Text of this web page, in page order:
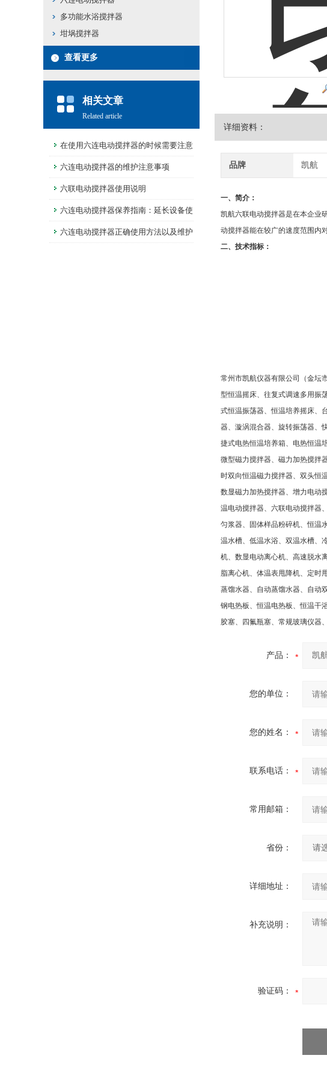
详细资料：
品牌 凯航
一、简介：
凯航六联电动搅拌器是在本企业
动搅拌器能在较广的速度范围内
二、技术指标：
常州市凯航仪器有限公司（金坛
型恒温摇床、往复式调速多用振
式恒温振荡器、恒温培养摇床、
器、漩涡混合器、旋转振荡器、
捷式电热恒温培养箱、电热恒温
微型磁力搅拌器、磁力加热搅拌
时双向恒温磁力搅拌器、双头恒
数显磁力加热搅拌器、增力电动
温电动搅拌器、六联电动搅拌器
匀浆器、固体样品粉碎机、恒温
温水槽、低温水浴、双温水槽、
机、数显电动离心机、高速脱水
脂离心机、体温表甩降机、定时
蒸馏水器、自动蒸馏水器、自动
钢电热板、恒温电热板、恒温干
胶塞、四氟瓶塞、常规玻璃仪器
产品：
您的单位：
您的姓名：
联系电话：
常用邮箱：
省份：
详细地址：
补充说明：
验证码：
多功能水浴搅拌器
坩埚搅拌器
查看更多
相关文章
Related article
在使用六连电动搅拌器的时候需要注意
什么六连电动搅拌器的维护注意事项
六联电动搅拌器使用说明
六连电动搅拌器保养指南：延长设备使
用寿命的小技巧
六连电动搅拌器正确使用方法以及维护